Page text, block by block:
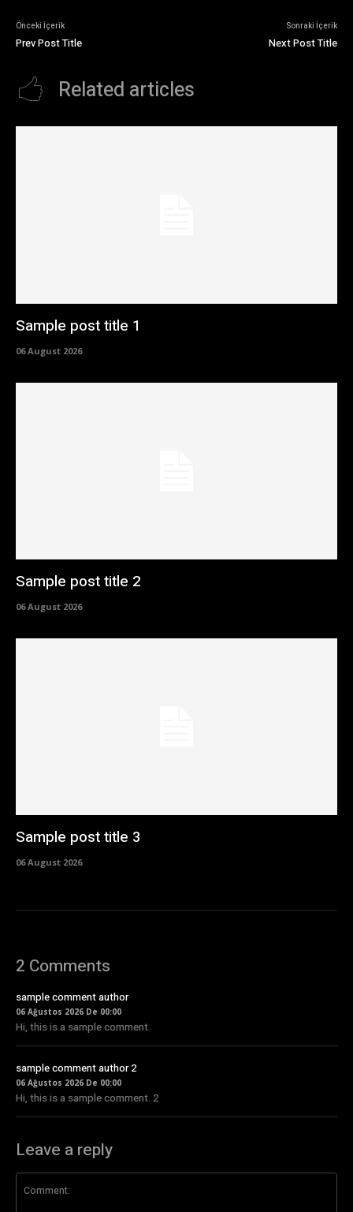
Önceki İçerik
Prev Post Title
Sonraki İçerik
Next Post Title
Related articles
Sample post title 1
06 August 2026
Sample post title 2
06 August 2026
Sample post title 3
06 August 2026
2 Comments
sample comment author
06 Ağustos 2026 De 00:00
Hi, this is a sample comment.
sample comment author 2
06 Ağustos 2026 De 00:00
Hi, this is a sample comment. 2
Leave a reply